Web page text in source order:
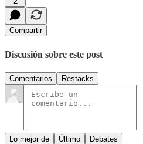
Compartir
Discusión sobre este post
Comentarios Restacks
Lo mejor de Último Debates